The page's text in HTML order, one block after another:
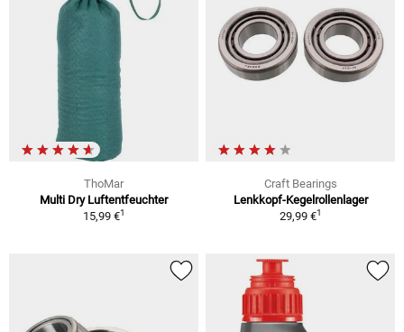
ThoMar
Multi Dry Luftentfeuchter
15,99 €1
Craft Bearings
Lenkkopf-Kegelrollenlager
29,99 €1